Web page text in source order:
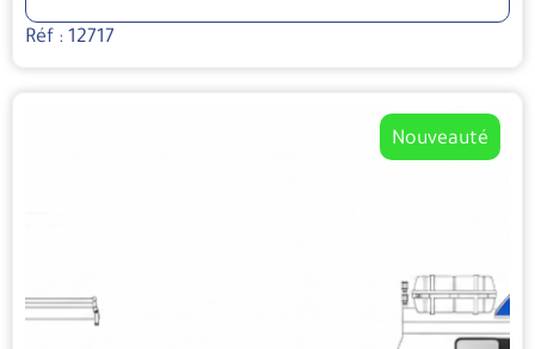
Réf : 12717
Nouveauté